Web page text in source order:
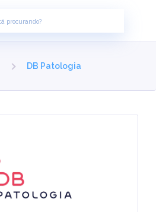
DB Patologia